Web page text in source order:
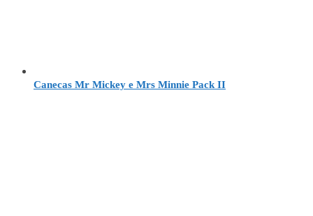
Canecas Mr Mickey e Mrs Minnie Pack II